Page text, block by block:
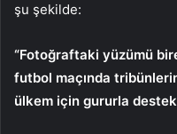
şu şekilde:
“Fotoğraftaki yüzümü
futbol maçında
ülkem için gururla